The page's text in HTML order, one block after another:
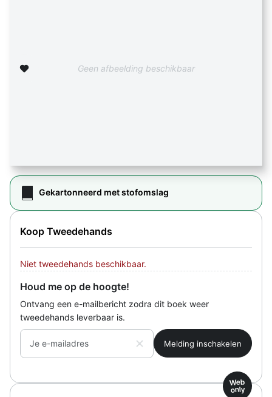
Geen afbeelding beschikbaar
Gekartonneerd met stofomslag
Koop Tweedehands
Niet tweedehands beschikbaar.
Houd me op de hoogte!
Ontvang een e-mailbericht zodra dit boek weer
tweedehands leverbaar is.
Je e-mailadres
Web
only